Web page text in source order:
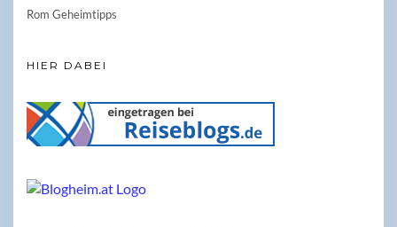
Rom Geheimtipps
HIER DABEI